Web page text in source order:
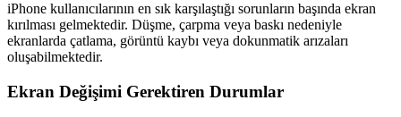
iPhone kullanıcılarının en sık karşılaştığı sorunların başında ekran
kırılması gelmektedir. Düşme, çarpma veya baskı nedeniyle
ekranlarda çatlama, görüntü kaybı veya dokunmatik arızaları
oluşabilmektedir.
Ekran Değişimi Gerektiren Durumlar